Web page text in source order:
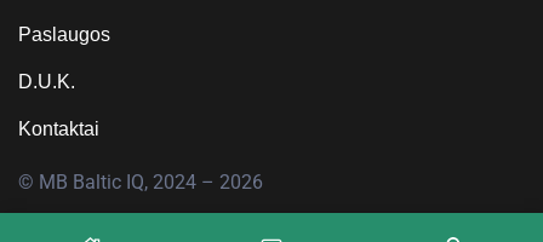
Paslaugos
D.U.K.
Kontaktai
© MB Baltic IQ, 2024 – 2026